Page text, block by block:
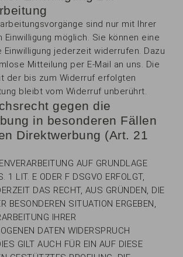
sind nur mit Ihrer
Einwilligung möglich. Sie können eine
jederzeit widerrufen. Dazu
Mitteilung per E-Mail an uns. Die
der bis zum Widerruf erfolgten
bleibt vom Widerruf unberührt.
gegen die
in besonderen Fällen
Direktwerbung (Art. 21
AUF GRUNDLAGE
1 LIT. E ODER F DSGVO ERFOLGT,
DAS RECHT, AUS GRÜNDEN, DIE
BESONDEREN SITUATION ERGEBEN,
IHRER
DATEN WIDERSPRUCH
GILT AUCH FÜR EIN AUF DIESE